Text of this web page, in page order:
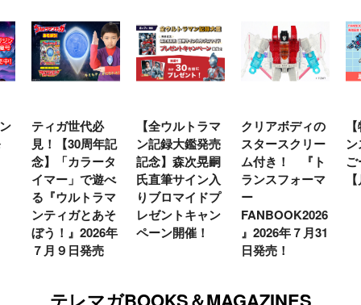
ティガ世代必
見！【30周年記
念】「カラータ
イマー」で遊べ
る『ウルトラマ
ンティガとあそ
ぼう！』2026年
７月９日発売
【全ウルトラマ
ン記録大鑑発売
記念】森次晃嗣
氏直筆サイン入
りブロマイドプ
レゼントキャン
ペーン開催！
クリアボディの
スタースクリー
ム付き！ 『ト
ランスフォーマ
ー
FANBOOK2026
』2026年７月31
日発売！